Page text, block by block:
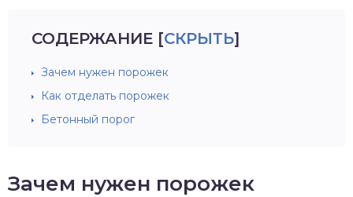
СОДЕРЖАНИЕ [СКРЫТЬ]
Зачем нужен порожек
Как отделать порожек
Бетонный порог
Зачем нужен порожек